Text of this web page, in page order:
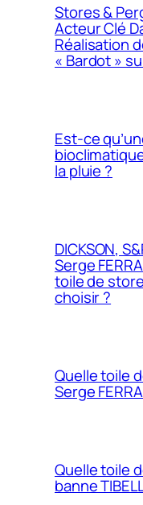
Stores &
Acteur Clé
Réalisation
« Bardot »
Est-ce
la pluie ?
DICKSON,
Serge
toile de
choisir ?
Quelle toile
Serge
Quelle toile
banne